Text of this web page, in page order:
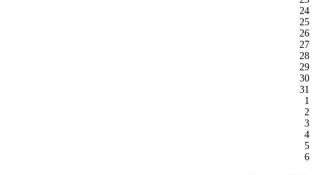
24
25
26
27
28
29
30
31
1
2
3
4
5
6